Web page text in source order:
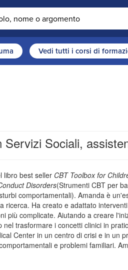
Vedi tutti i corsi di
Sociali,
libro best seller CBT Toolbox for
Disorders(Strumenti CBT per
comportamentali). Amanda è
ricerca. Ha creato e adattato
più complicate. Aiutando a creare
trasformare i concetti clinici in
Center in un centro di crisi e in un
e problemi familiari.